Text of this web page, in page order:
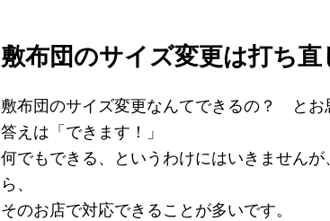
敷布団のサイズ変更は打ち
敷布団のサイズ変更なんてできるの？ とお
答えは「できます！」
何でもできる、というわけにはいきません
ら、
そのお店で対応できることが多いです。